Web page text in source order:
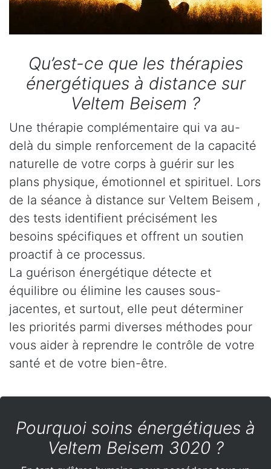
Qu’est-ce que les thérapies
énergétiques à distance sur
Veltem Beisem ?
Une thérapie complémentaire qui va au-
delà du simple renforcement de la capacité
naturelle de votre corps à guérir sur les
plans physique, émotionnel et spirituel. Lors
de la séance à distance sur Veltem Beisem ,
des tests identifient précisément les
besoins spécifiques et offrent un soutien
proactif à ce processus.
La guérison énergétique détecte et
équilibre ou élimine les causes sous-
jacentes, et surtout, elle peut déterminer
les priorités parmi diverses méthodes pour
vous aider à reprendre le contrôle de votre
santé et de votre bien-être.
Pourquoi soins énergétiques à
Veltem Beisem 3020 ?